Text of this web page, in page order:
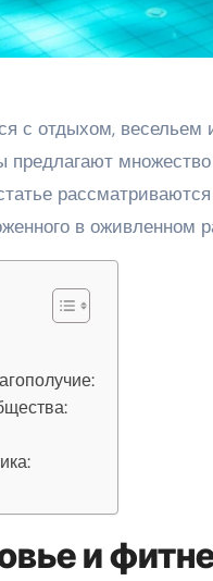
с отдыхом,
в оживленном
и